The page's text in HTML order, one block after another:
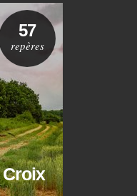
57
repères